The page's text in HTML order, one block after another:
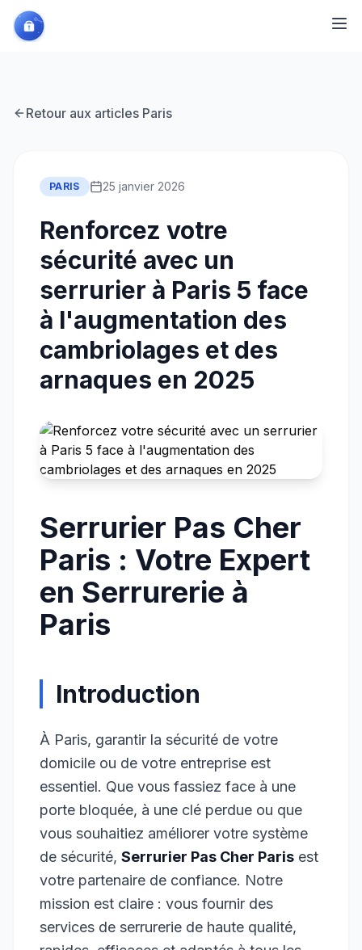
Retour aux articles Paris
PARIS 25 janvier 2026
Renforcez votre
sécurité avec un
serrurier à Paris 5 face
à l'augmentation des
cambriolages et des
arnaques en 2025
Serrurier Pas Cher
Paris : Votre Expert
en Serrurerie à
Paris
Introduction
À Paris, garantir la sécurité de votre
domicile ou de votre entreprise est
essentiel. Que vous fassiez face à une
porte bloquée, à une clé perdue ou que
vous souhaitiez améliorer votre système
de sécurité, Serrurier Pas Cher Paris est
votre partenaire de confiance. Notre
mission est claire : vous fournir des
services de serrurerie de haute qualité,